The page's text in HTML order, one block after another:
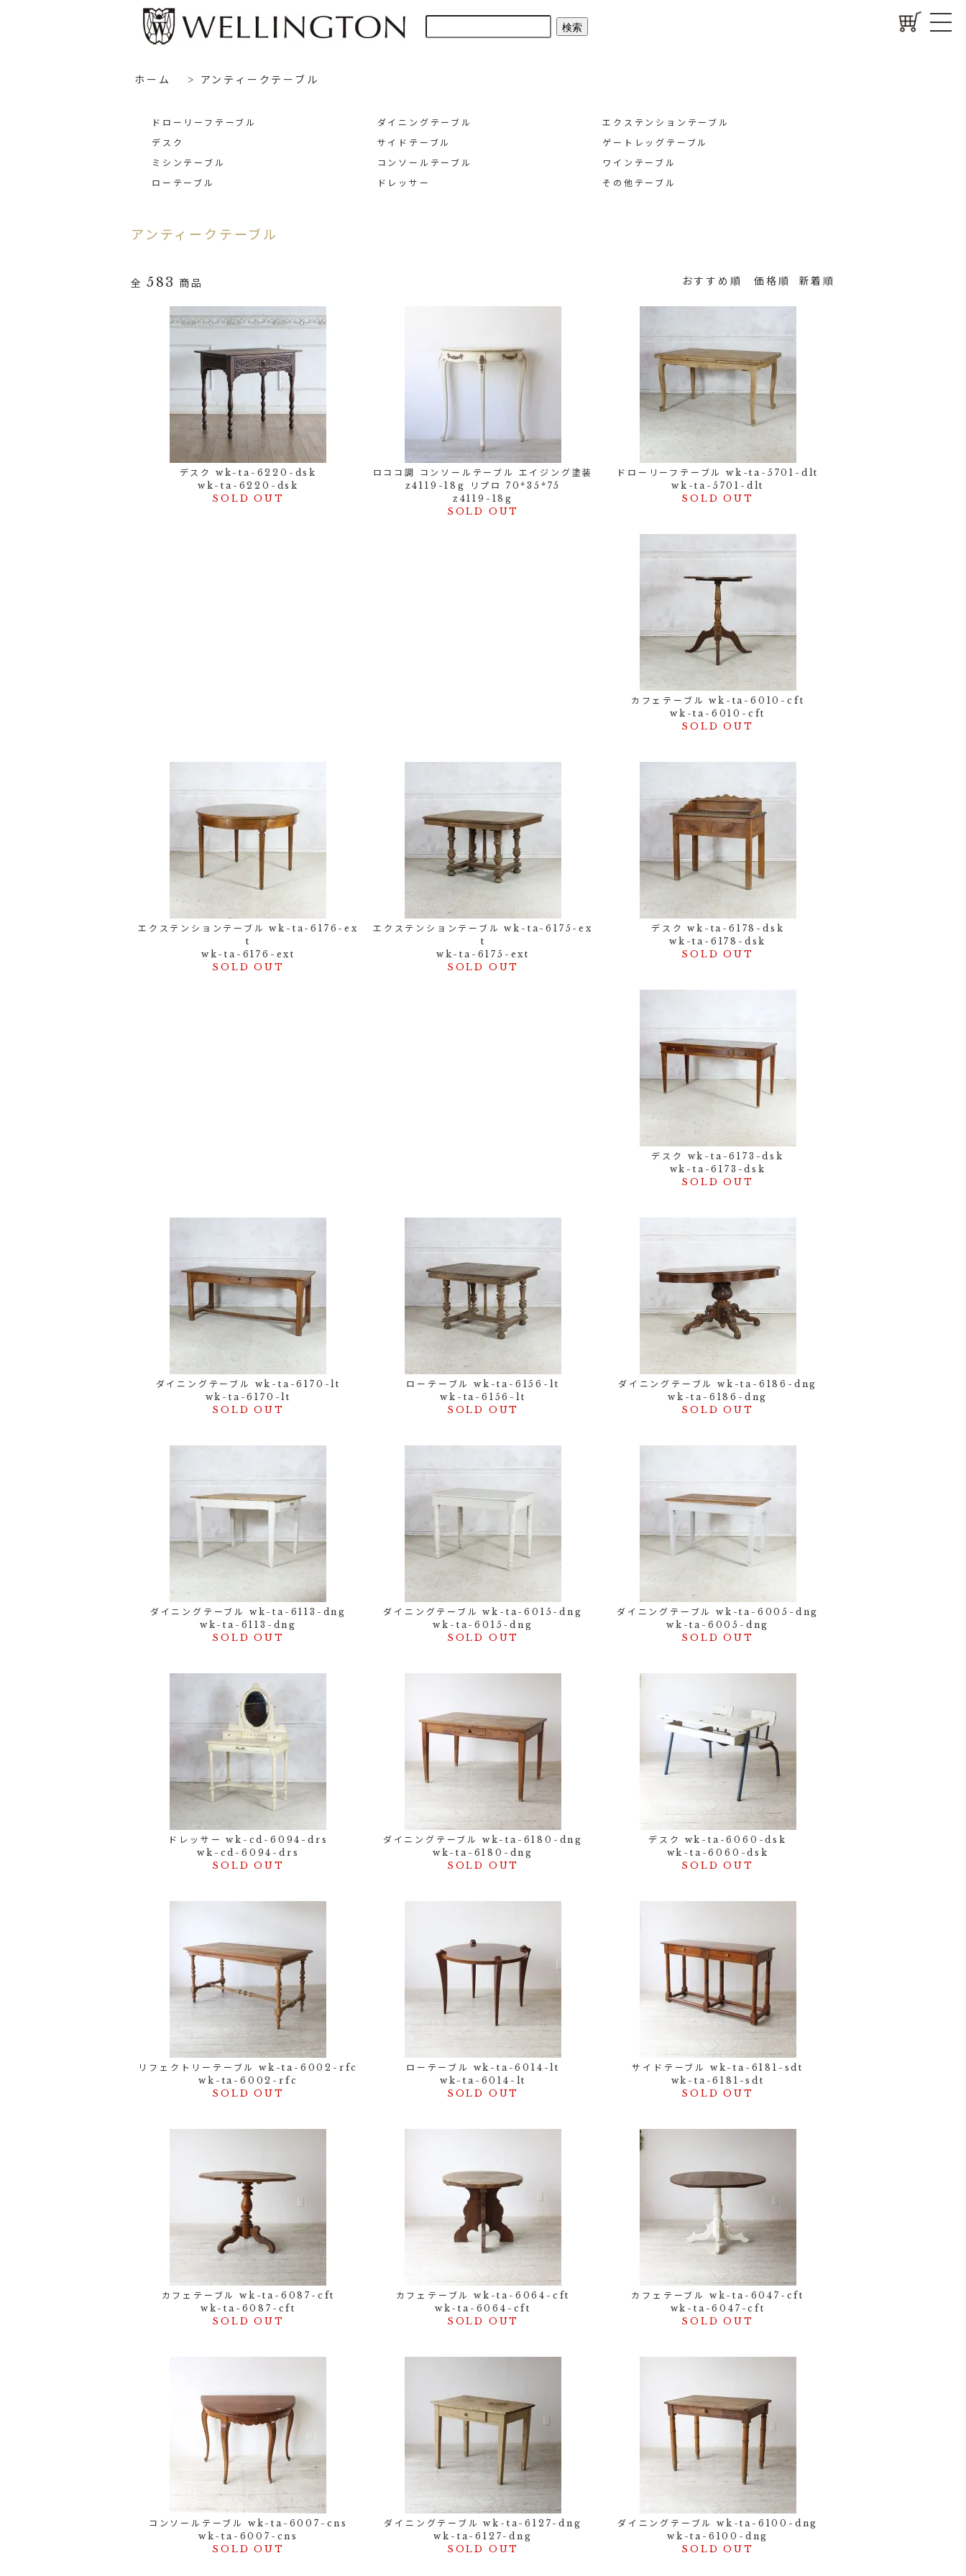
ホーム > アンティークテーブル
ドローリーフテーブル ダイニングテーブル
エクステンションテーブル
デスク
サイドテーブル
ゲートレッグテーブル
ミシンテーブル
コンソールテーブル
ワインテーブル
ローテーブル
ドレッサー その他テーブル
アンティークテーブル
全 583 商品 おすすめ順 価格順 新着順
デスク wk-ta-6220-dsk
wk-ta-6220-dsk
SOLD OUT
ロココ調 コンソールテーブル エイジング塗装
z4119-18g リプロ 70*35*75
z4119-18g
SOLD OUT
ドローリーフテーブル wk-ta-5701-dlt
wk-ta-5701-dlt
SOLD OUT
カフェテーブル wk-ta-6010-cft
wk-ta-6010-cft
SOLD OUT
エクステンションテーブル wk-ta-6176-ex
t
wk-ta-6176-ext
SOLD OUT
エクステンションテーブル wk-ta-6175-ex
t
wk-ta-6175-ext
SOLD OUT
デスク wk-ta-6178-dsk
wk-ta-6178-dsk
SOLD OUT
デスク wk-ta-6173-dsk
wk-ta-6173-dsk
SOLD OUT
ダイニングテーブル wk-ta-6170-lt
wk-ta-6170-lt
SOLD OUT
ローテーブル wk-ta-6156-lt
wk-ta-6156-lt
SOLD OUT
ダイニングテーブル wk-ta-6186-dng
wk-ta-6186-dng
SOLD OUT
ダイニングテーブル wk-ta-6113-dng
wk-ta-6113-dng
SOLD OUT
ダイニングテーブル wk-ta-6015-dng
wk-ta-6015-dng
SOLD OUT
ダイニングテーブル wk-ta-6005-dng
wk-ta-6005-dng
SOLD OUT
ドレッサー wk-cd-6094-drs
wk-cd-6094-drs
SOLD OUT
ダイニングテーブル wk-ta-6180-dng
wk-ta-6180-dng
SOLD OUT
デスク wk-ta-6060-dsk
wk-ta-6060-dsk
SOLD OUT
リフェクトリーテーブル wk-ta-6002-rfc
wk-ta-6002-rfc
SOLD OUT
ローテーブル wk-ta-6014-lt
wk-ta-6014-lt
SOLD OUT
サイドテーブル wk-ta-6181-sdt
wk-ta-6181-sdt
SOLD OUT
カフェテーブル wk-ta-6087-cft
wk-ta-6087-cft
SOLD OUT
カフェテーブル wk-ta-6064-cft
wk-ta-6064-cft
SOLD OUT
カフェテーブル wk-ta-6047-cft
wk-ta-6047-cft
SOLD OUT
コンソールテーブル wk-ta-6007-cns
wk-ta-6007-cns
SOLD OUT
ダイニングテーブル wk-ta-6127-dng
wk-ta-6127-dng
SOLD OUT
ダイニングテーブル wk-ta-6100-dng
wk-ta-6100-dng
SOLD OUT